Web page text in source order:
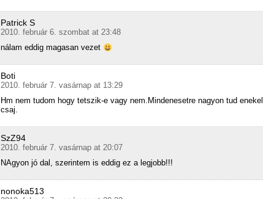
Patrick S
2010. február 6. szombat at 23:48
nálam eddig magasan vezet
Boti
2010. február 7. vasárnap at 13:29
Hm nem tudom hogy tetszik-e vagy nem.Mindenesetre nagyon tud
csaj.
SzZ94
2010. február 7. vasárnap at 20:07
NAgyon jó dal, szerintem is eddig ez a legjobb!!!
nonoka513